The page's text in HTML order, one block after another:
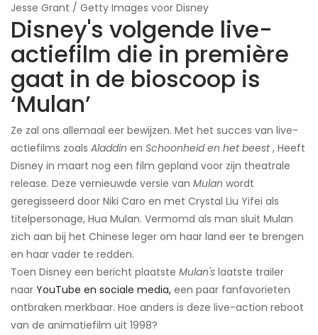
Jesse Grant / Getty Images voor Disney
Disney's volgende live-
actiefilm die in première
gaat in de bioscoop is
‘Mulan’
Ze zal ons allemaal eer bewijzen. Met het succes van live-
actiefilms zoals Aladdin en Schoonheid en het beest, Heeft
Disney in maart nog een film gepland voor zijn theatrale
release. Deze vernieuwde versie van Mulan wordt
geregisseerd door Niki Caro en met Crystal Liu Yifei als
titelpersonage, Hua Mulan. Vermomd als man sluit Mulan
zich aan bij het Chinese leger om haar land eer te brengen
en haar vader te redden.
Toen Disney een bericht plaatste Mulan's laatste trailer
naar YouTube en sociale media, een paar fanfavorieten
ontbraken merkbaar. Hoe anders is deze live-action reboot
van de animatiefilm uit 1998?